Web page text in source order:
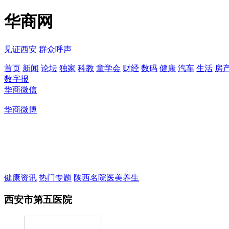
华商网
见证西安 群众呼声
首页 新闻 论坛 独家 科教 童学会 财经 数码 健康 汽车 生活 房
数字报
华商微信
华商微博
健康资讯 热门专题 陕西名院医美养生
西安市第五医院